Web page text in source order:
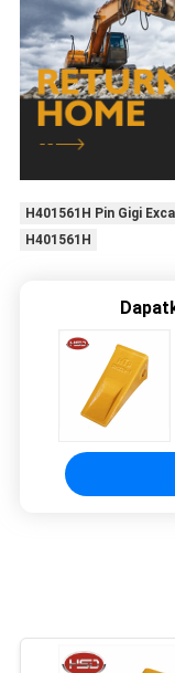
H401561H Pin Gigi
H401561H